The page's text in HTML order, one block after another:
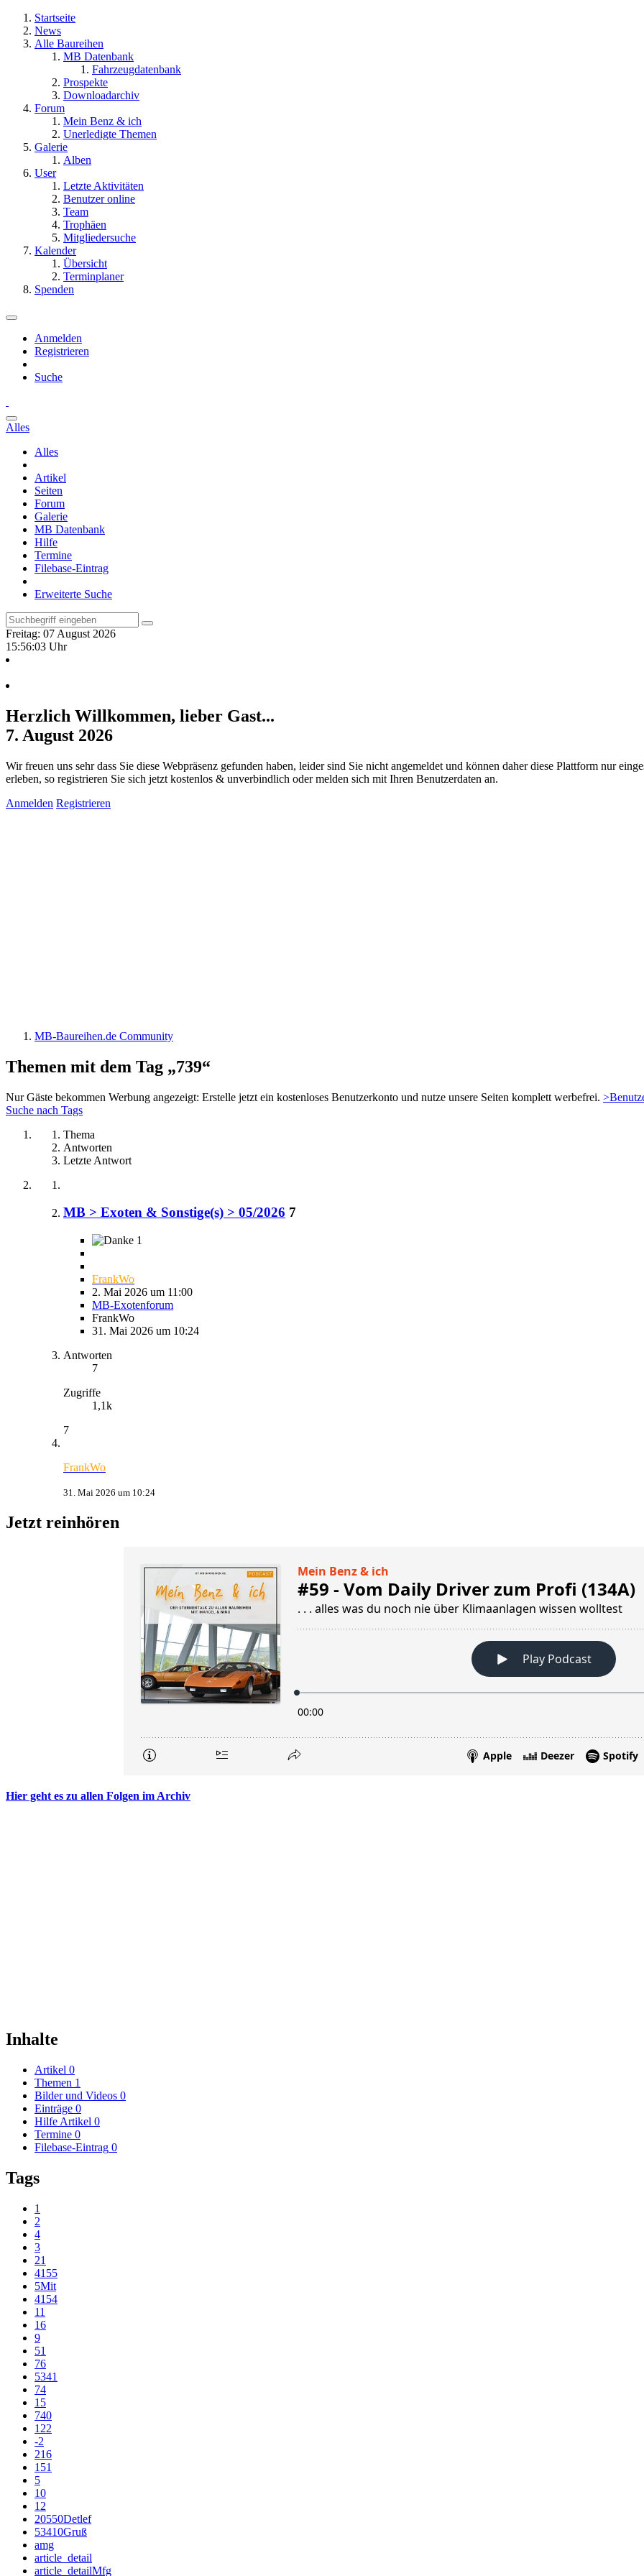
Startseite
News
Alle Baureihen
MB Datenbank
Fahrzeugdatenbank
Prospekte
Downloadarchiv
Forum
Mein Benz & ich
Unerledigte Themen
Galerie
Alben
User
Letzte Aktivitäten
Benutzer online
Team
Trophäen
Mitgliedersuche
Kalender
Übersicht
Terminplaner
Spenden
Anmelden
Registrieren
Suche
Alles
Alles
Artikel
Seiten
Forum
Galerie
MB Datenbank
Hilfe
Termine
Filebase-Eintrag
Erweiterte Suche
Freitag: 07 August 2026
15:56:04 Uhr
Herzlich Willkommen, lieber Gast...
7. August 2026
Wir freuen uns sehr dass Sie diese Webpräsenz gefunden haben, leider sind Sie nicht angemeldet und können daher diese Plattform nur
erleben, so registrieren Sie sich jetzt kostenlos & unverbindlich oder melden sich mit Ihren Benutzerdaten an.
Anmelden Registrieren
MB-Baureihen.de Community
Themen mit dem Tag „739“
Nur Gäste bekommen Werbung angezeigt: Erstelle jetzt ein kostenloses Benutzerkonto und nutze unsere Seiten komplett werbefrei.
Suche nach Tags
Thema
Antworten
Letzte Antwort
MB > Exoten & Sonstige(s) > 05/2026 7
1
FrankWo
2. Mai 2026 um 11:00
MB-Exotenforum
FrankWo
31. Mai 2026 um 10:24
Antworten
7
Zugriffe
1,1k
7
FrankWo
31. Mai 2026 um 10:24
Jetzt reinhören
Hier geht es zu allen Folgen im Archiv
Inhalte
Artikel 0
Themen 1
Bilder und Videos 0
Einträge 0
Hilfe Artikel 0
Termine 0
Filebase-Eintrag 0
Tags
1
2
4
3
21
4155
5Mit
4154
11
16
9
51
76
5341
74
15
740
122
-2
216
151
5
10
12
20550Detlef
53410Gruß
amg
article_detail
article_detailMfg